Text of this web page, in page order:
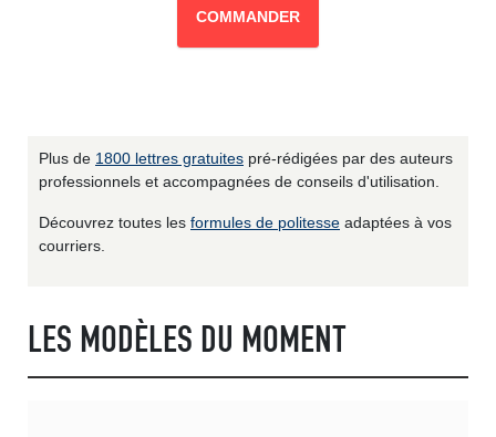
COMMANDER
Plus de 1800 lettres gratuites pré-rédigées par des auteurs
professionnels et accompagnées de conseils d'utilisation.
Découvrez toutes les formules de politesse adaptées à vos
courriers.
LES MODÈLES DU MOMENT